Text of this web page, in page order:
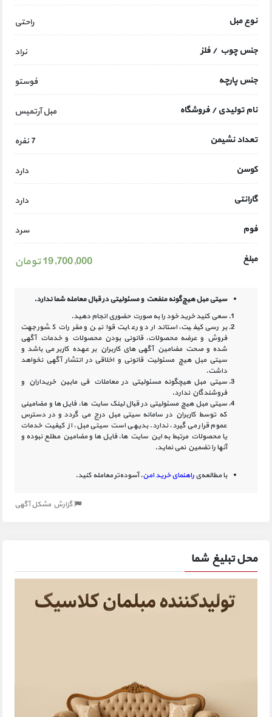
نوع مبل راحتی
جنس چوب / فلز نراد
جنس پارچه فوستو
نام تولیدی / فروشگاه مبل آرتمیس
تعداد نشیمن 7 نفره
کوسن دارد
گارانتی دارد
فوم سرد
مبلغ 19,700,000 تومان
سیتی مبل هیچ‌گونه منفعت و مسئولیتی درقبال معامله شما ندارد.
سعی کنید خرید خود را به صورت حضوری انجام دهید.
بررسی کیفیت، استاندارد و رعایت قوانین و مقررات کشور جهت
فروش و عرضه محصولات، قانونی بودن محصولات و خدمات آگهی
شده و صحت مضامین آگهی‏ های کاربران بر عهده کاربر می باشد و
سیتی مبل هیچ مسئولیت قانونی و اخلاقی در انتشار آگهی نخواهد
داشت.
سیتی مبل هیچگونه مسئولیتی در معاملات فی مابین خریداران و
فروشندگان ندارد.
سیتی مبل هیچ مسئولیتی در قبال لینک‏ سایت ‏ها، فایل ‏ها و مضامینی
که توسط کاربران در سامانه‏ سیتی مبل درج می گردد و در دسترس
عموم قرار می گیرد، ندارد. بدیهی است سیتی مبل، از کیفیت خدمات
یا محصولات مرتبط به این سایت‏ ها، فایل ها و مضامین مطلع نبوده و
آنها را تضمین نمی نماید.
با مطالعه‌یراهنمای خرید امن، آسوده‌تر معامله کنید.
گزارش مشکل آگهی
محل تبلیغ شما